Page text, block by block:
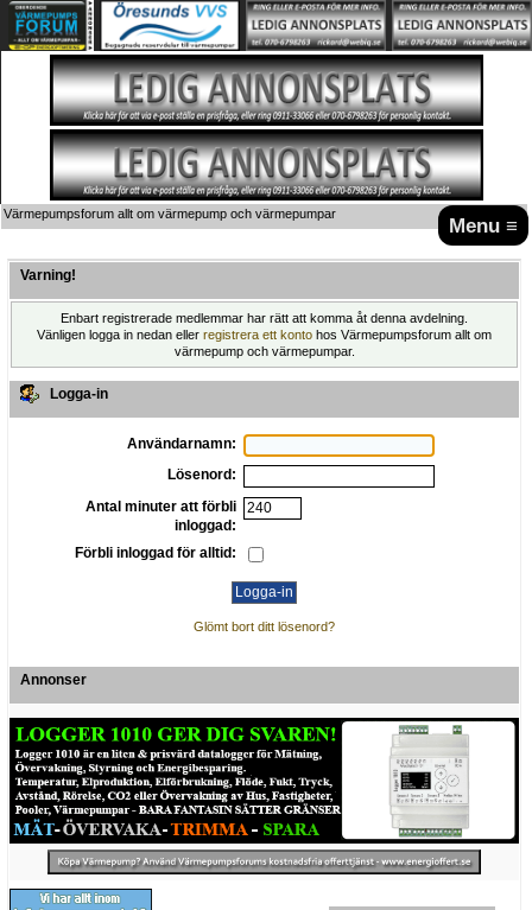
Menu ≡
Värmepumpsforum allt om värmepump och värmepumpar
Varning!
Enbart registrerade medlemmar har rätt att komma åt denna avdelning.
Vänligen logga in nedan eller registrera ett konto hos Värmepumpsforum allt om
värmepump och värmepumpar.
Logga-in
Användarnamn:
Lösenord:
Antal minuter att förbli
inloggad:
Förbli inloggad för alltid:
Glömt bort ditt lösenord?
Annonser